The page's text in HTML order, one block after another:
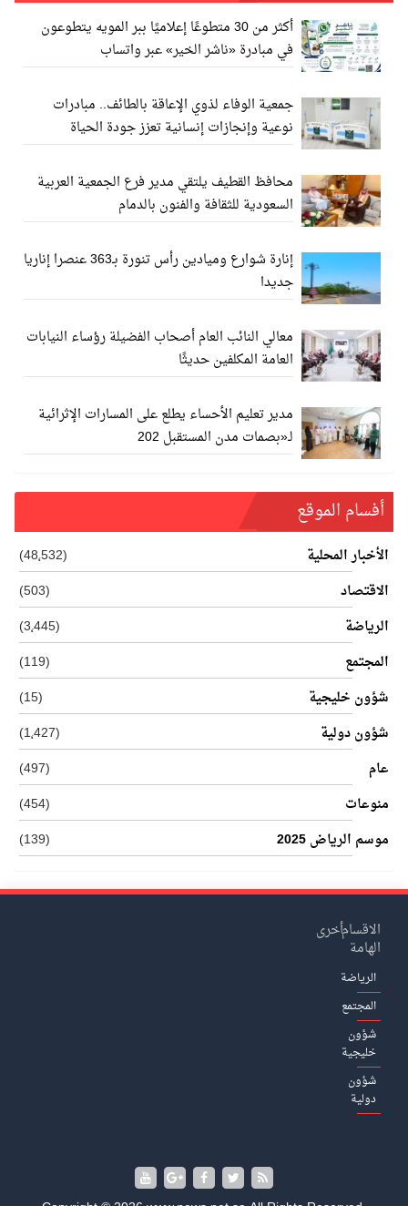
أكثر من 30 متطوعًا إعلاميًا ببر المويه يتطوعون
في مبادرة «ناشر الخير» عبر واتساب
جمعية الوفاء لذوي الإعاقة بالطائف.. مبادرات
نوعية وإنجازات إنسانية تعزز جودة الحياة
محافظ القطيف يلتقي مدير فرع الجمعية العربية
السعودية للثقافة والفنون بالدمام
إنارة شوارع وميادين رأس تنورة بـ363 عنصرا إناريا
جديدا
معالي النائب العام أصحاب الفضيلة رؤساء النيابات
العامة المكلفين حديثًا
مدير تعليم الأحساء يطلع على المسارات الإثرائية
لـ«بصمات مدن المستقبل 202
أفسام الموقع
الأخبار المحلية
(48٬532)
الاقتصاد
(503)
الرياضة
(3٬445)
المجتمع
(119)
شؤون خليجية
(15)
شؤون دولية
(1٬427)
عام
(497)
منوعات
(454)
موسم الرياض 2025
(139)
الاقسام
الهامة
الرياضة
المجتمع
شؤون
خليجية
شؤون
دولية
أخرى